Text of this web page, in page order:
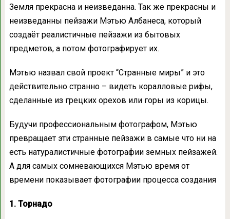
Земля прекрасна и неизведанна. Так же прекрасны и
неизведанны пейзажи Мэтью Албанеса, который
создаёт реалистичные пейзажи из бытовых
предметов, а потом фотографирует их.
Мэтью назвал свой проект “Странные миры” и это
действительно странно – видеть коралловые рифы,
сделанные из грецких орехов или горы из корицы.
Будучи профессиональным фотографом, Мэтью
превращает эти странные пейзажи в самые что ни на
есть натуралистичные фотографии земных пейзажей.
А для самых сомневающихся Мэтью время от
времени показывает фотографии процесса создания
1. Торнадо